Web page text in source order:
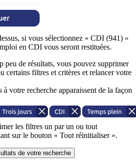
si vous sélectionnez « CDI (941) »
en CDI vous seront restituées.
peu de résultats, vous pouvez supprimer
certains filtres et critères et relancer votre
votre recherche apparaissent de la façon
les filtres un par un ou tout
sur le bouton « Tout réinitialiser ».
de votre recherche